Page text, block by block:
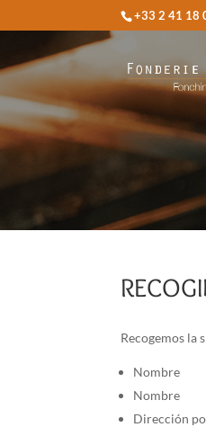
+33 2 41 18
Recogemos la
Nombre
Nombre
Dirección